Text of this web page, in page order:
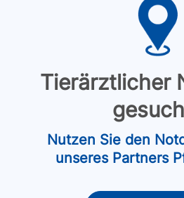
Tierärztlicher
Nutzen Sie den
unseres Partners